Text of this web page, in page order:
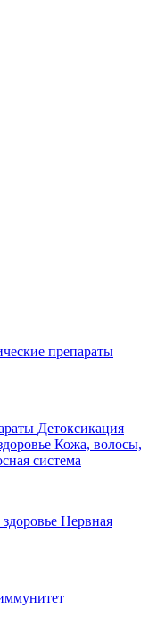
препараты
Детоксикация
Кожа, волосы,
система
Нервная